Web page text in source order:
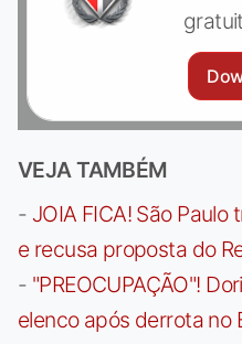
VEJA TAMBÉM
- JOIA FICA! São
e recusa proposta do
- "PREOCUPAÇÃO"!
elenco após derrota no